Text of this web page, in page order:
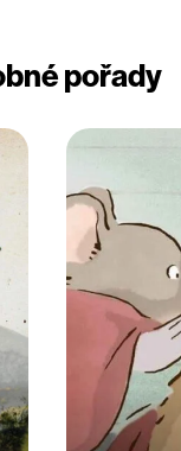
pořady